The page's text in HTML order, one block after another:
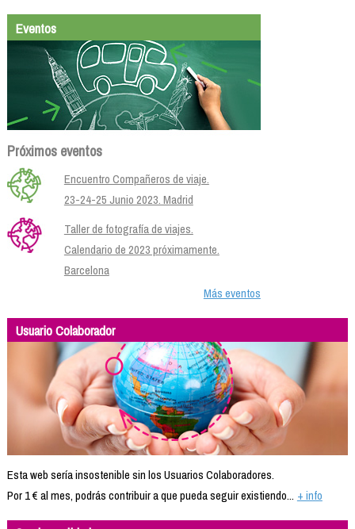
Eventos
Próximos eventos
Encuentro Compañeros de viaje.
23-24-25 Junio 2023. Madrid
Taller de fotografía de viajes.
Calendario de 2023 próximamente.
Barcelona
Más eventos
Usuario Colaborador
Esta web sería insostenible sin los Usuarios Colaboradores.
Por 1 € al mes, podrás contribuir a que pueda seguir existiendo... + info